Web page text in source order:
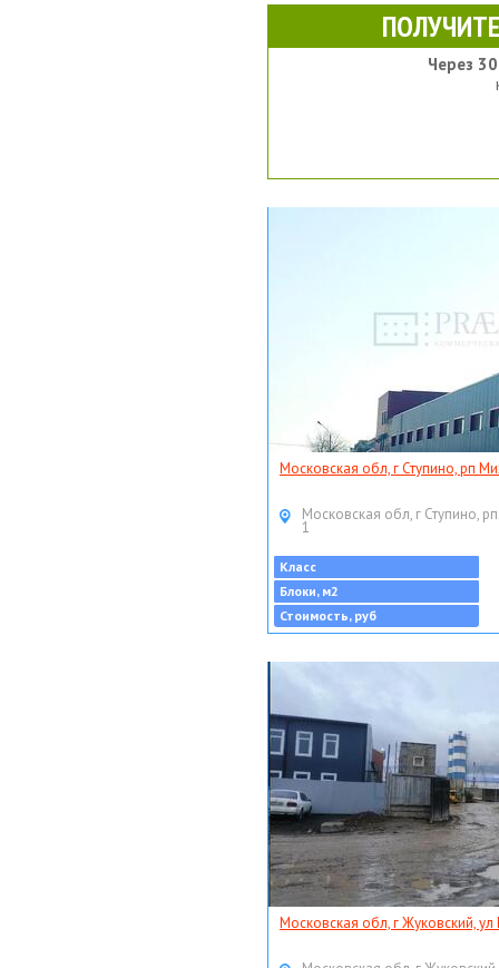
Через
Московская обл, г Ступино, рп
Московская обл, г Ступино,
1
Класс
Блоки, м2
Стоимость, руб
Московская обл, г Жуковский,